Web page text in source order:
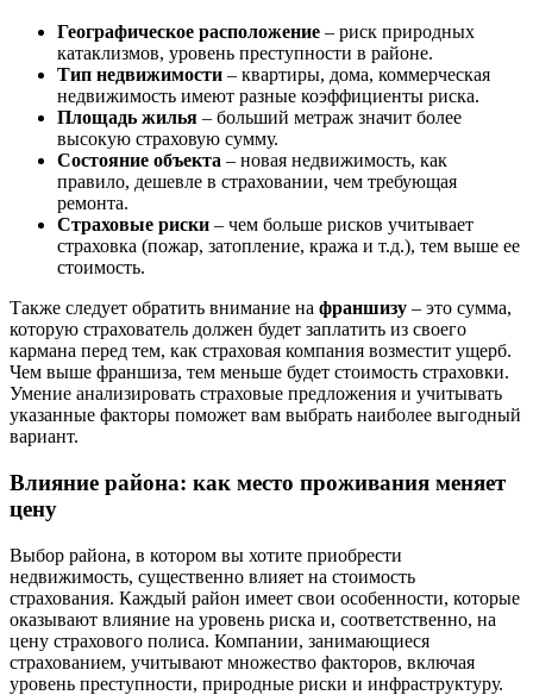
Географическое расположение – риск природных
катаклизмов, уровень преступности в районе.
Тип недвижимости – квартиры, дома, коммерческая
недвижимость имеют разные коэффициенты риска.
Площадь жилья – больший метраж значит более
высокую страховую сумму.
Состояние объекта – новая недвижимость, как
правило, дешевле в страховании, чем требующая
ремонта.
Страховые риски – чем больше рисков учитывает
страховка (пожар, затопление, кража и т.д.), тем выше ее
стоимость.
Также следует обратить внимание на франшизу – это сумма,
которую страхователь должен будет заплатить из своего
кармана перед тем, как страховая компания возместит ущерб.
Чем выше франшиза, тем меньше будет стоимость страховки.
Умение анализировать страховые предложения и учитывать
указанные факторы поможет вам выбрать наиболее выгодный
вариант.
Влияние района: как место проживания меняет
цену
Выбор района, в котором вы хотите приобрести
недвижимость, существенно влияет на стоимость
страхования. Каждый район имеет свои особенности, которые
оказывают влияние на уровень риска и, соответственно, на
цену страхового полиса. Компании, занимающиеся
страхованием, учитывают множество факторов, включая
уровень преступности, природные риски и инфраструктуру.